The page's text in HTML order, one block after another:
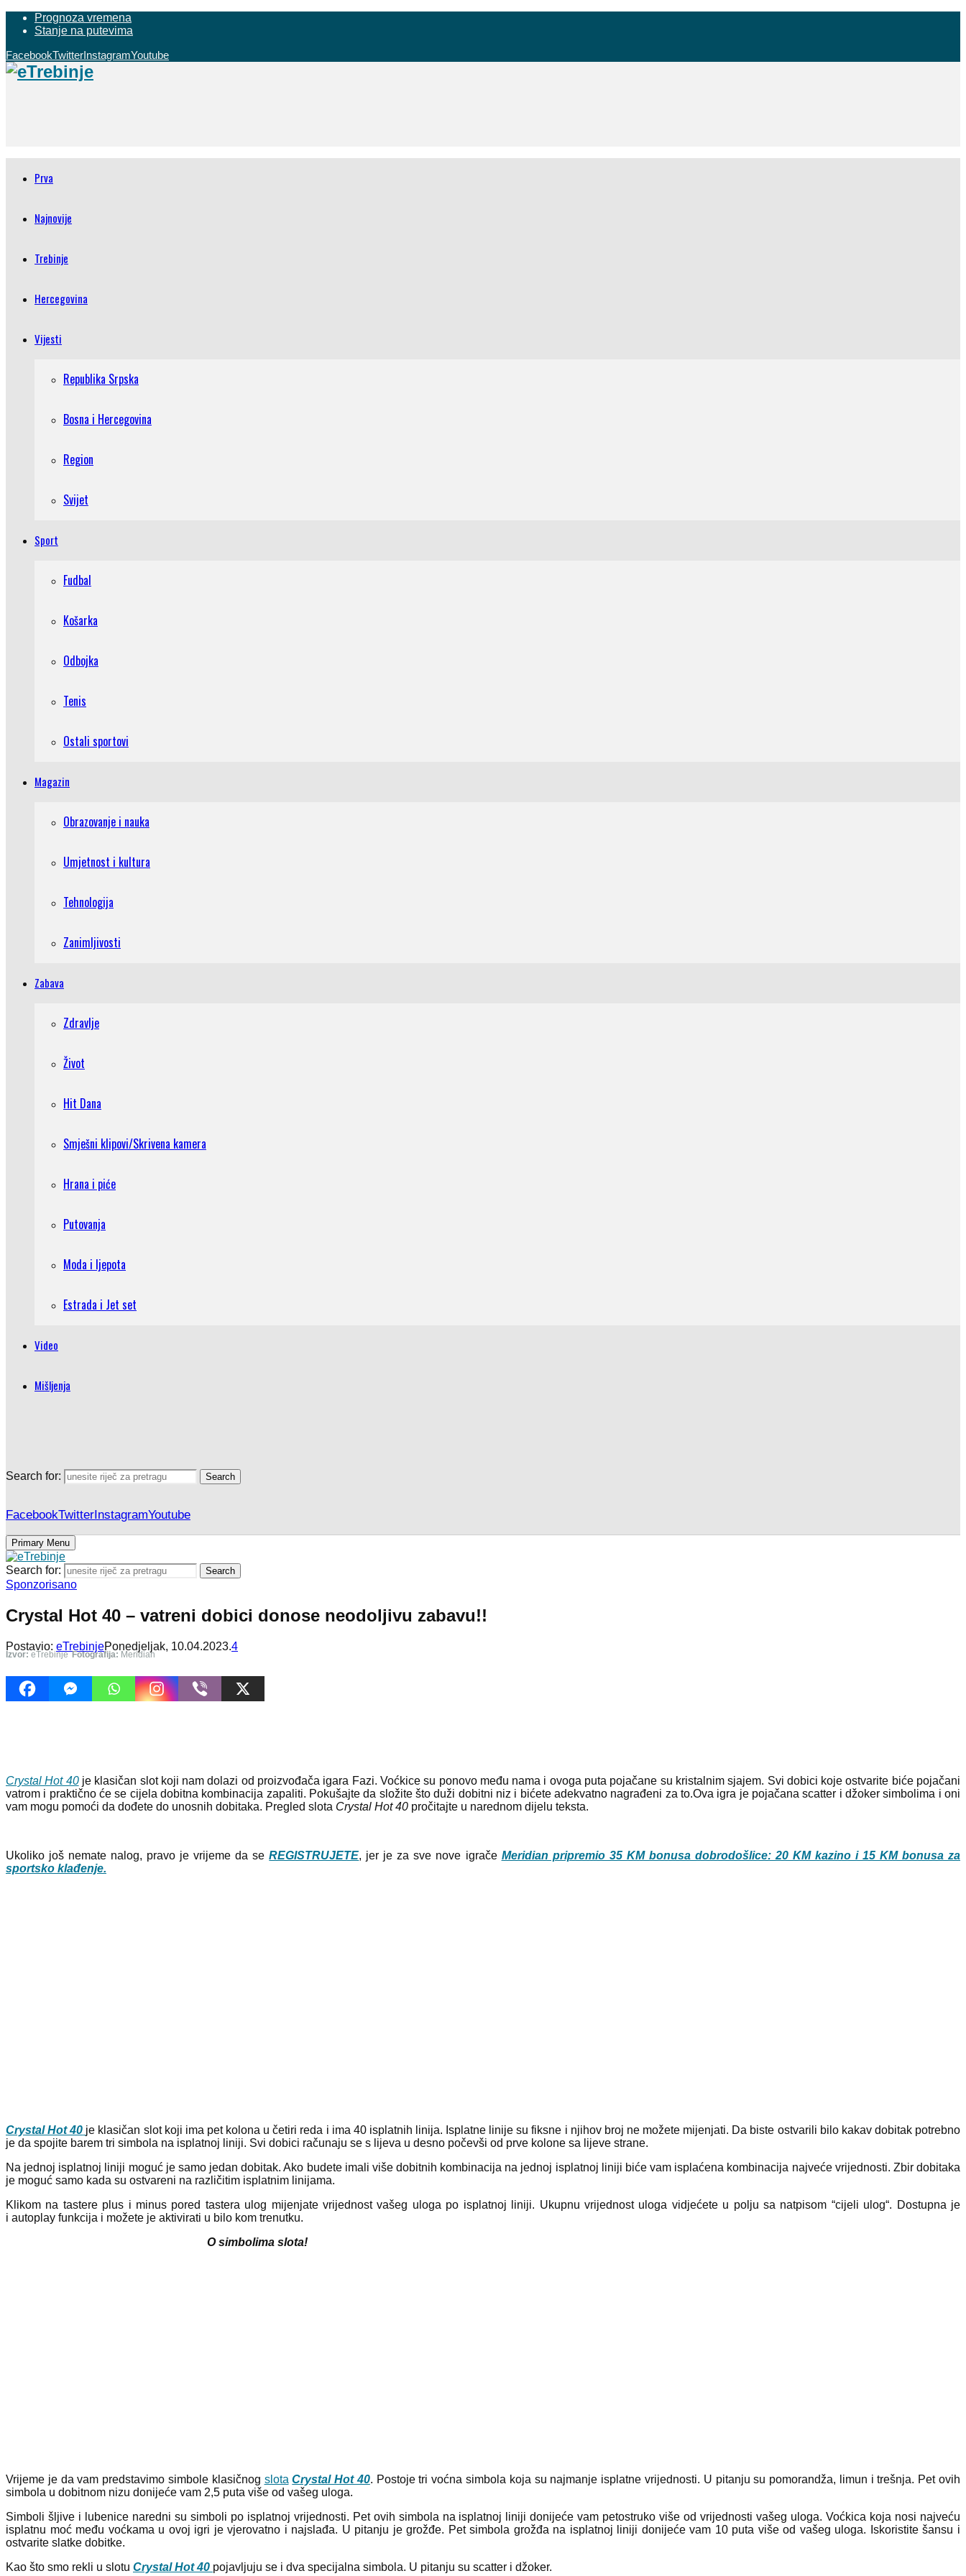
Prognoza vremena
Stanje na putevima
FacebookTwitterInstagramYoutube
Prva
Najnovije
Trebinje
Hercegovina
Vijesti
Republika Srpska
Bosna i Hercegovina
Region
Svijet
Sport
Fudbal
Košarka
Odbojka
Tenis
Ostali sportovi
Magazin
Obrazovanje i nauka
Umjetnost i kultura
Tehnologija
Zanimljivosti
Zabava
Zdravlje
Život
Hit Dana
Smješni klipovi/Skrivena kamera
Hrana i piće
Putovanja
Moda i ljepota
Estrada i Jet set
Video
Mišljenja
Search for: Search
FacebookTwitterInstagramYoutube
Primary Menu
Search for: Search
Sponzorisano
Crystal Hot 40 – vatreni dobici donose neodoljivu zabavu!!
Postavio: eTrebinjePonedjeljak, 10.04.2023.4
Izvor: eTrebinje Fotografija: Meridian
Crystal Hot 40je klasičan slot koji nam dolazi od proizvođača igara Fazi. Voćkice su ponovo među nama i ovoga puta pojačane su kristalnim sjajem. Svi dobici koje ostvarite biće pojačani
vatrom i praktično će se cijela dobitna kombinacija zapaliti. Pokušajte da složite što duži dobitni niz i bićete adekvatno nagrađeni za to.Ova igra je pojačana scatter i džoker simbolima i oni
vam mogu pomoći da dođete do unosnih dobitaka. Pregled slota Crystal Hot 40 pročitajte u narednom dijelu teksta.
Ukoliko još nemate nalog, pravo je vrijeme da seREGISTRUJETE, jer je za sve nove igrače Meridian pripremio 35 KM bonusa dobrodošlice: 20 KM kazino i 15 KM bonusa za
sportsko klađenje.
Crystal Hot 40 je klasičan slot koji ima pet kolona u četiri reda i ima 40 isplatnih linija. Isplatne linije su fiksne i njihov broj ne možete mijenjati. Da biste ostvarili bilo kakav dobitak potrebno
je da spojite barem tri simbola na isplatnoj liniji. Svi dobici računaju se s lijeva u desno počevši od prve kolone sa lijeve strane.
Na jednoj isplatnoj liniji moguć je samo jedan dobitak. Ako budete imali više dobitnih kombinacija na jednoj isplatnoj liniji biće vam isplaćena kombinacija najveće vrijednosti. Zbir dobitaka
je moguć samo kada su ostvareni na različitim isplatnim linijama.
Klikom na tastere plus i minus pored tastera ulog mijenjate vrijednost vašeg uloga po isplatnoj liniji. Ukupnu vrijednost uloga vidjećete u polju sa natpisom “cijeli ulog“. Dostupna je
i autoplay funkcija i možete je aktivirati u bilo kom trenutku.
O simbolima slota!
Vrijeme je da vam predstavimo simbole klasičnog slota Crystal Hot 40. Postoje tri voćna simbola koja su najmanje isplatne vrijednosti. U pitanju su pomorandža, limun i trešnja. Pet ovih
simbola u dobitnom nizu donijeće vam 2,5 puta više od vašeg uloga.
Simboli šljive i lubenice naredni su simboli po isplatnoj vrijednosti. Pet ovih simbola na isplatnoj liniji donijeće vam petostruko više od vrijednosti vašeg uloga. Voćkica koja nosi najveću
isplatnu moć među voćkama u ovoj igri je vjerovatno i najslađa. U pitanju je grožđe. Pet simbola grožđa na isplatnoj liniji donijeće vam 10 puta više od vašeg uloga. Iskoristite šansu i
ostvarite slatke dobitke.
Kao što smo rekli u slotu Crystal Hot 40 pojavljuju se i dva specijalna simbola. U pitanju su scatter i džoker.